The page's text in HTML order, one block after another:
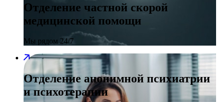
Отделение частной скорой
медицинской помощи
Мы рядом 24/7
Отделение анонимной психиатрии
и психотерапии